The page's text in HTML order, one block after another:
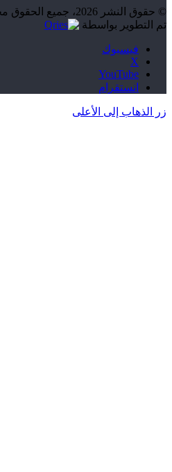
© حقوق النشر 2026، جميع الحقوق محفوظة
تم التطوير بواسطة
فيسبوك
‫X
‫YouTube
انستقرام
زر الذهاب إلى الأعلى